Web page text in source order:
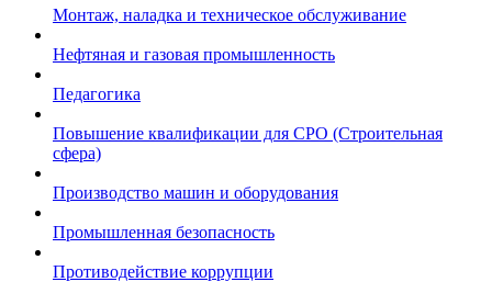
Монтаж, наладка и техническое обслуживание
Нефтяная и газовая промышленность
Педагогика
Повышение квалификации для СРО (Строительная
сфера)
Производство машин и оборудования
Промышленная безопасность
Противодействие коррупции